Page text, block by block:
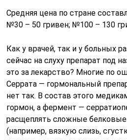
Средняя цена по стране
№30 – 50 гривен; №100 – 130
Как у врачей, так и у больных
сейчас на слуху препарат под
это за лекарство? Многие по
Серрата — гормональный
нет так. В состав этого
гормон, а фермент —
расщеплять сложные
(например, вязкую слизь,